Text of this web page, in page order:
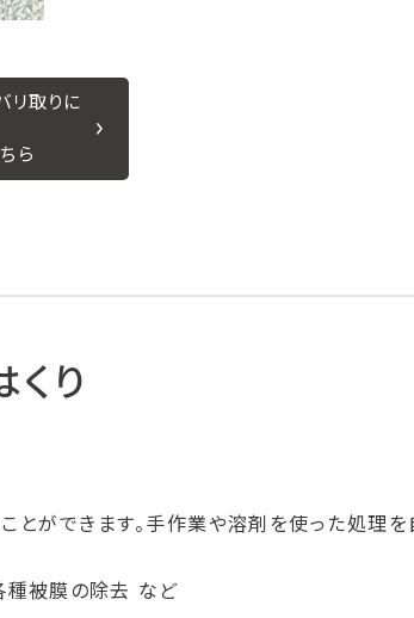
リ取りに
ら
り
とができます。手作業や溶剤を使った処理を
種被膜の除去 など